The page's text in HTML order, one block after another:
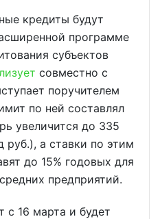
кредиты будут
программе
субъектов
совместно с
поручителем
по ней составлял
увеличится до 335
руб.), а ставки по этим
до 15% годовых для
предприятий.
с 16 марта и будет